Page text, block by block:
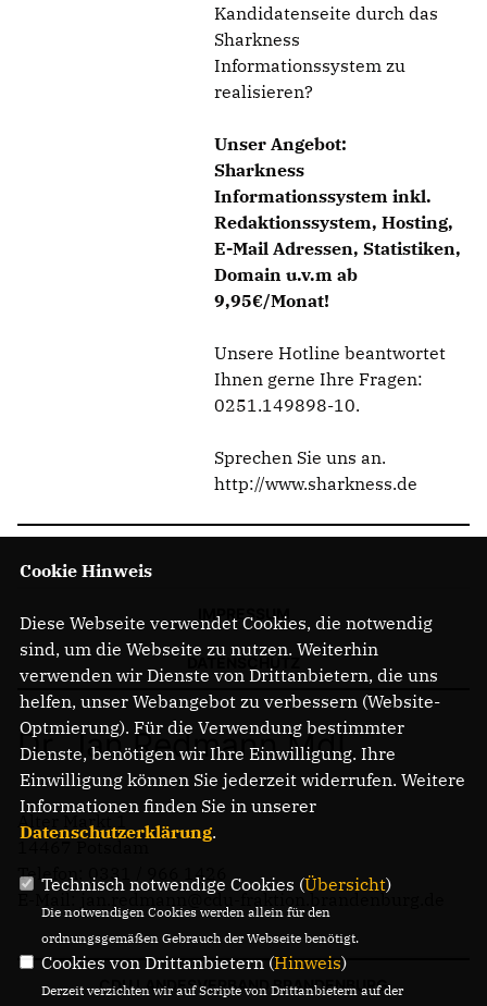
Kandidatenseite durch das
Sharkness
Informationssystem zu
realisieren?
Unser Angebot:
Sharkness
Informationssystem inkl.
Redaktionssystem, Hosting,
E-Mail Adressen, Statistiken,
Domain u.v.m ab
9,95€/Monat!
Unsere Hotline beantwortet
Ihnen gerne Ihre Fragen:
0251.149898-10.
Sprechen Sie uns an.
http://www.sharkness.de
IMPRESSUM
Dr. Jan Redmann MdL
Alter Markt 1
Telefon: 0331 / 966 1426
E-Mail: jan.redmann@cdu-fraktion.brandenburg.de
CDU LANDESVERBAND BRANDENBURG
Cookie Hinweis
Diese Webseite verwendet Cookies, die notwendig
sind, um die Webseite zu nutzen. Weiterhin
verwenden wir Dienste von Drittanbietern, die uns
helfen, unser Webangebot zu verbessern (Website-
Optmierung). Für die Verwendung bestimmter
Dienste, benötigen wir Ihre Einwilligung. Ihre
Einwilligung können Sie jederzeit widerrufen. Weitere
Informationen finden Sie in unserer
Datenschutzerklärung.
Technisch notwendige Cookies (Übersicht)
Die notwendigen Cookies werden allein für den
ordnungsgemäßen Gebrauch der Webseite benötigt.
Cookies von Drittanbietern (Hinweis)
Derzeit verzichten wir auf Scripte von Drittanbietern auf der